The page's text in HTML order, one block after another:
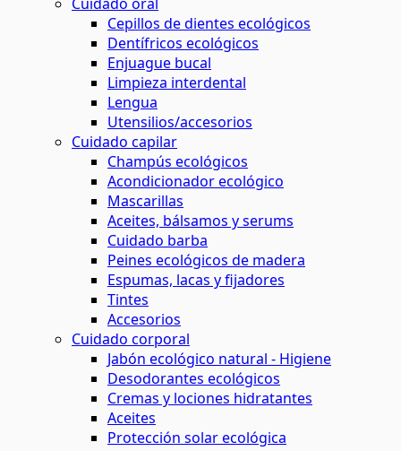
Cepillos de dientes ecológicos
Dentífricos ecológicos
Enjuague bucal
Limpieza interdental
Lengua
Utensilios/accesorios
Cuidado capilar
Champús ecológicos
Acondicionador ecológico
Mascarillas
Aceites, bálsamos y serums
Cuidado barba
Peines ecológicos de madera
Espumas, lacas y fijadores
Tintes
Accesorios
Cuidado corporal
Jabón ecológico natural - Higiene
Desodorantes ecológicos
Cremas y lociones hidratantes
Aceites
Protección solar ecológica